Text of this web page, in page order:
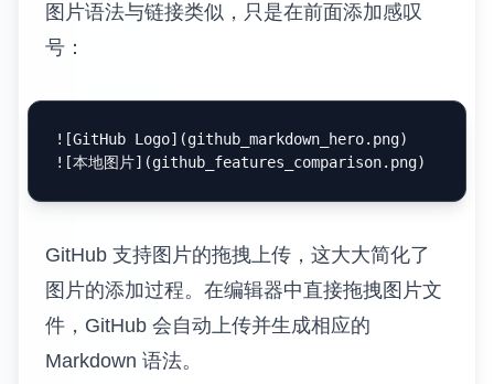
图片语法与链接类似，只是在前面添加感叹
号：
![GitHub Logo](github_markdown_hero.png)
![本地图片](github_features_comparison.png
GitHub 支持图片的拖拽上传，这大大简化了
图片的添加过程。在编辑器中直接拖拽图片文
件，GitHub 会自动上传并生成相应的
Markdown 语法。